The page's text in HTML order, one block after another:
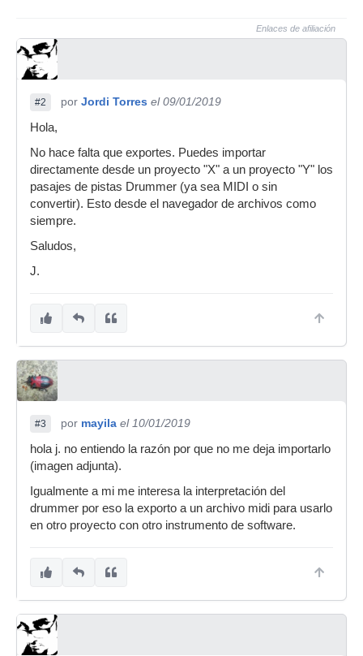
Enlaces de afiliación
#2 por Jordi Torres el 09/01/2019
Hola,
No hace falta que exportes. Puedes importar
directamente desde un proyecto "X" a un proyecto "Y" los
pasajes de pistas Drummer (ya sea MIDI o sin
convertir). Esto desde el navegador de archivos como
siempre.
Saludos,
J.
#3 por mayila el 10/01/2019
hola j. no entiendo la razón por que no me deja importarlo
(imagen adjunta).
Igualmente a mi me interesa la interpretación del
drummer por eso la exporto a un archivo midi para usarlo
en otro proyecto con otro instrumento de software.